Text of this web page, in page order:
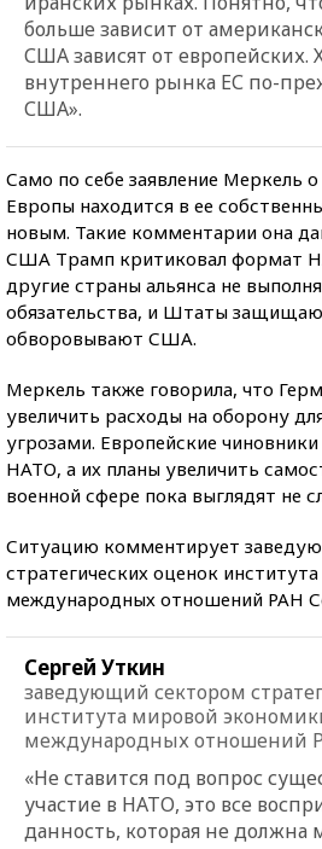
больше зависит от
США зависят от европейских.
внутреннего рынка ЕС по-
США».
Само по себе заявление Меркель
Европы находится в ее
новым. Такие комментарии она
США Трамп критиковал формат
другие страны альянса не
обязательства, и Штаты
обворовывают США.
Меркель также говорила, что
увеличить расходы на оборону
угрозами. Европейские
НАТО, а их планы увеличить
военной сфере пока выглядят не
Ситуацию комментирует
стратегических оценок
международных отношений РАН
Сергей Уткин
заведующий сектором
института мировой
международных отношений
«Не ставится под вопрос
участие в НАТО, это все
данность, которая не должна